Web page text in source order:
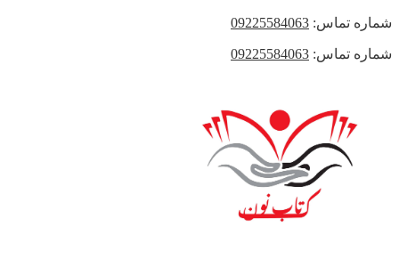
شماره تماس: 09225584063
شماره تماس: 09225584063